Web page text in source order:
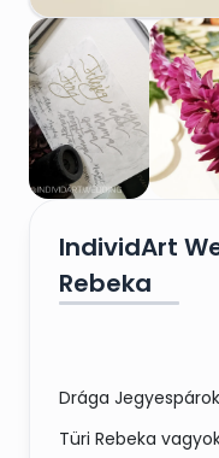
IndividArt
Rebeka
Drága
Türi Rebeka